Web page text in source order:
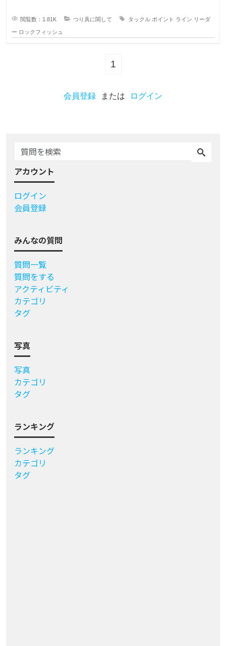
閲覧数：1.81K つり具に関して タックル ポイント ライン リーダ
ー ロックフィッシュ
1
会員登録 または ログイン
アカウント
ログイン
会員登録
みんなの質問
質問一覧
質問をする
アクティビティ
カテゴリ
タグ
写真
写真
カテゴリ
タグ
ランキング
ランキング
カテゴリ
タグ